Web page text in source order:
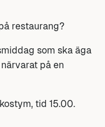
restaurang?
som ska äga
på en
tid 15.00.